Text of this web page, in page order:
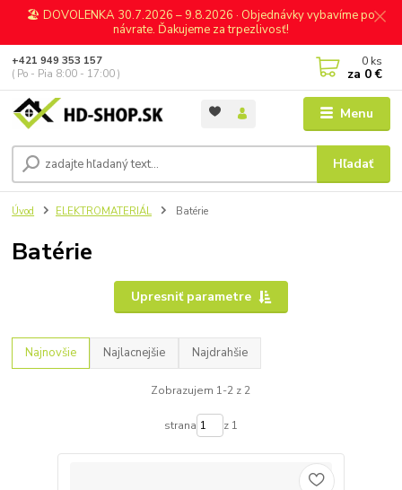
🏖️ DOVOLENKA 30.7.2026 – 9.8.2026 · Objednávky vybavíme po
návrate. Ďakujeme za trpezlivosť!
Menu
Hľadať
+421 949 353 157
( Po - Pia 8:00 - 17:00 )
0 ks
za 0 €
Úvod ELEKTROMATERIÁL Batérie
Batérie
Upresniť parametre
Najnovšie Najlacnejšie Najdrahšie
Zobrazujem 1-2 z 2
strana z 1